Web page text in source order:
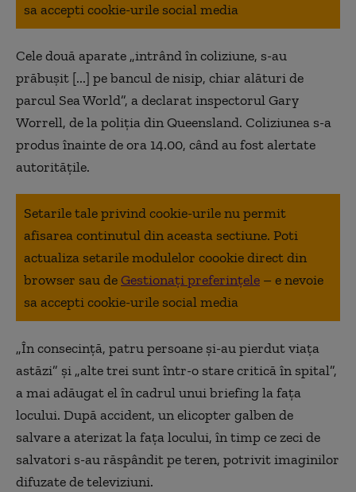
sa accepti cookie-urile social media
Cele două aparate „intrând în coliziune, s-au
prăbuşit [...] pe bancul de nisip, chiar alături de
parcul Sea World”, a declarat inspectorul Gary
Worrell, de la poliţia din Queensland. Coliziunea s-a
produs înainte de ora 14.00, când au fost alertate
autorităţile.
Setarile tale privind cookie-urile nu permit
afisarea continutul din aceasta sectiune. Poti
actualiza setarile modulelor coookie direct din
browser sau deGestionați preferințele – e nevoie
sa accepti cookie-urile social media
„În consecinţă, patru persoane şi-au pierdut viaţa
astăzi” şi „alte trei sunt într-o stare critică în spital”,
a mai adăugat el în cadrul unui briefing la faţa
locului. După accident, un elicopter galben de
salvare a aterizat la faţa locului, în timp ce zeci de
salvatori s-au răspândit pe teren, potrivit imaginilor
difuzate de televiziuni.